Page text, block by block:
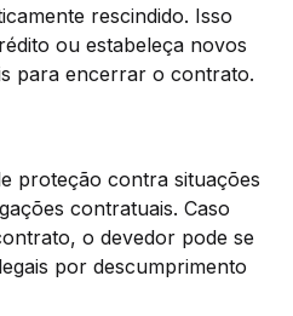
rescindido. Isso
ou estabeleça novos
para encerrar o contrato.
proteção contra situações
contratuais. Caso
o devedor pode se
por descumprimento